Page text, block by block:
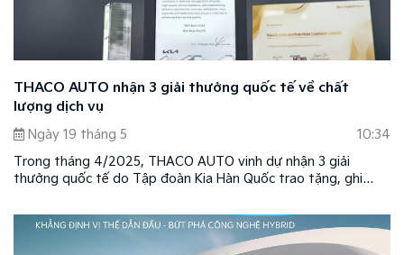
THACO AUTO nhận 3 giải thưởng quốc tế về chất
lượng dịch vụ
Ngày 19 tháng 5
10:34
Trong tháng 4/2025, THACO AUTO vinh dự nhận 3 giải
thưởng quốc tế do Tập đoàn Kia Hàn Quốc trao tặng, ghi
phụ tùng tại thị trường Việt Nam.